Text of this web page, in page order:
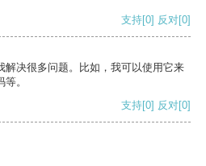
支持[0] 反对[0]
解决很多问题。比如，我可以使用它来
。
支持[0] 反对[0]